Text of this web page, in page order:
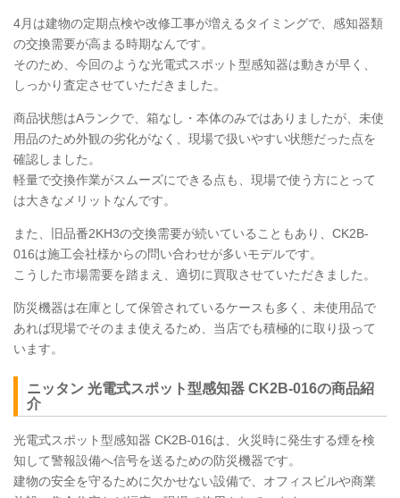
4月は建物の定期点検や改修工事が増えるタイミングで、感知器類
の交換需要が高まる時期なんです。
そのため、今回のような光電式スポット型感知器は動きが早く、
しっかり査定させていただきました。
商品状態はAランクで、箱なし・本体のみではありましたが、未使
用品のため外観の劣化がなく、現場で扱いやすい状態だった点を
確認しました。
軽量で交換作業がスムーズにできる点も、現場で使う方にとって
は大きなメリットなんです。
また、旧品番2KH3の交換需要が続いていることもあり、CK2B-
016は施工会社様からの問い合わせが多いモデルです。
こうした市場需要を踏まえ、適切に買取させていただきました。
防災機器は在庫として保管されているケースも多く、未使用品で
あれば現場でそのまま使えるため、当店でも積極的に取り扱って
います。
ニッタン 光電式スポット型感知器 CK2B-016の商品紹
介
光電式スポット型感知器 CK2B-016は、火災時に発生する煙を検
知して警報設備へ信号を送るための防災機器です。
建物の安全を守るために欠かせない設備で、オフィスビルや商業